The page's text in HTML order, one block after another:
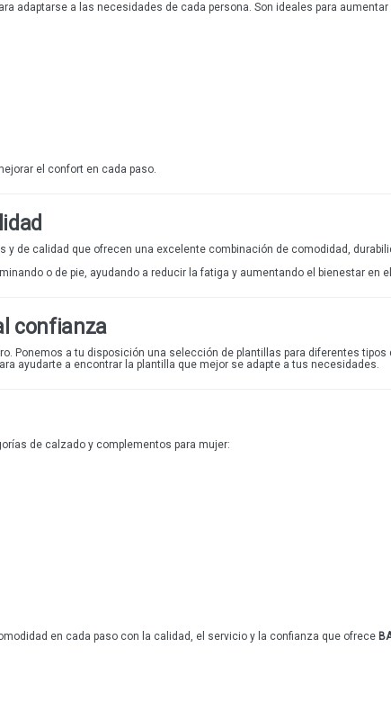
adaptarse a las necesidades de cada persona. Son ideales para
el confort en cada paso.
de calidad que ofrecen una excelente combinación de comodidad,
o de pie, ayudando a reducir la fatiga y aumentando el bienestar en
confianza
Ponemos a tu disposición una selección de plantillas para diferentes
ayudarte a encontrar la plantilla que mejor se adapte a tus necesidades.
de calzado y complementos para mujer:
en cada paso con la calidad, el servicio y la confianza que ofrece